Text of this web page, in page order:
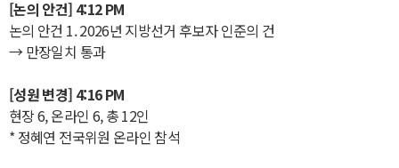
[논의 안건] 4:12 PM
논의 안건 1. 2026년 지방선거 후보자 인준의 건
→ 만장일치 통과
[성원 변경] 4:16 PM
현장 6, 온라인 6, 총 12인
* 정혜연 전국위원 온라인 참석